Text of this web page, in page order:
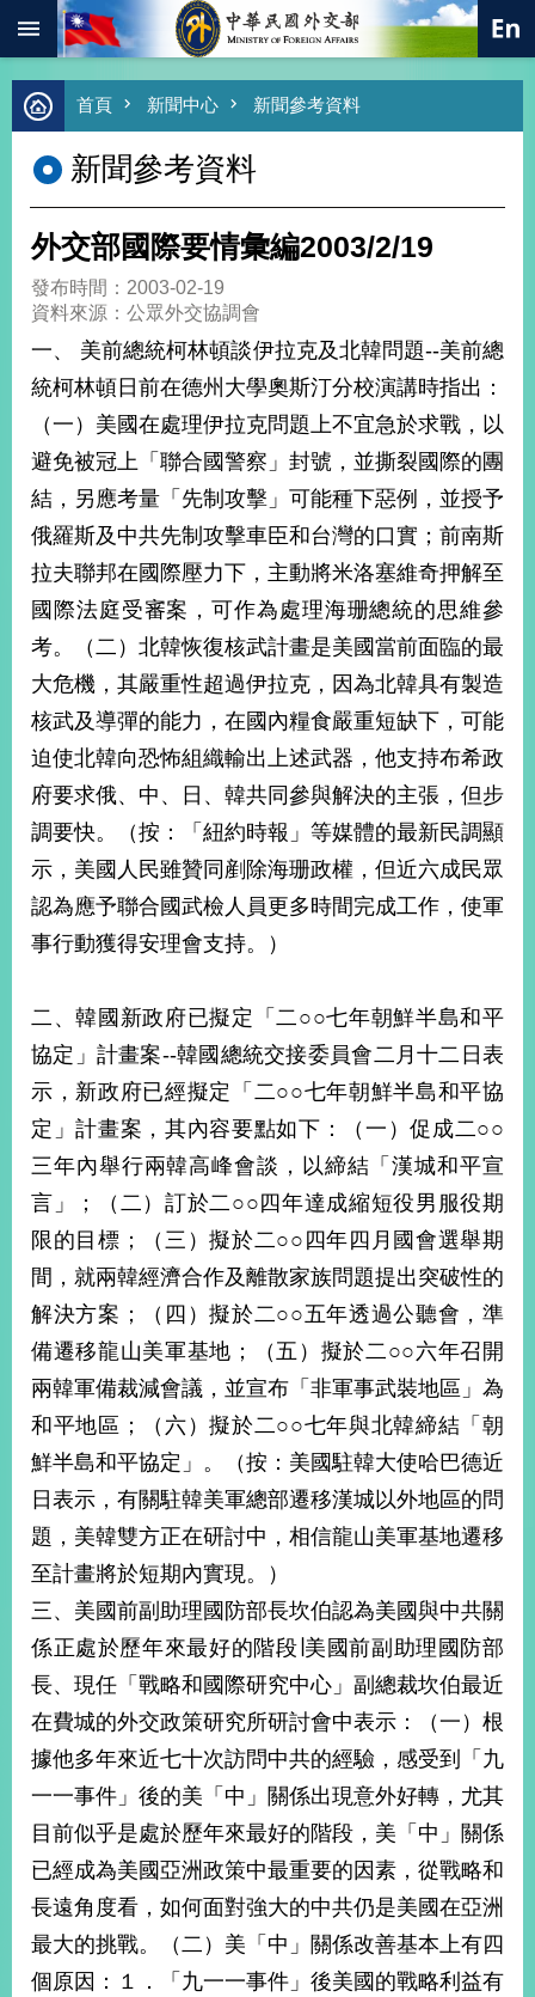
跳到主要內容區塊
進
階
尋
熱
外
值
外
交
經
濟
日
不
落
海
和
平
護
照
首
網
導
覽
於
本
新
聞
中
心
交
資
國
家
與
地
區
國
際
播
政
府
資
訊
公
開
民
服
務
本
首頁 新聞中心 新聞參考資料
新聞參考資料
外交部國際要情彙編2003/2/19
發布時間：2003-02-19
資料來源：公眾外交協調會
一、 美前總統柯林頓談伊拉克及北韓問題--美前總
統柯林頓日前在德州大學奧斯汀分校演講時指出：
（一）美國在處理伊拉克問題上不宜急於求戰，以
避免被冠上「聯合國警察」封號，並撕裂國際的團
結，另應考量「先制攻擊」可能種下惡例，並授予
俄羅斯及中共先制攻擊車臣和台灣的口實；前南斯
拉夫聯邦在國際壓力下，主動將米洛塞維奇押解至
國際法庭受審案，可作為處理海珊總統的思維參
考。（二）北韓恢復核武計畫是美國當前面臨的最
大危機，其嚴重性超過伊拉克，因為北韓具有製造
核武及導彈的能力，在國內糧食嚴重短缺下，可能
迫使北韓向恐怖組織輸出上述武器，他支持布希政
府要求俄、中、日、韓共同參與解決的主張，但步
調要快。（按：「紐約時報」等媒體的最新民調顯
示，美國人民雖贊同剷除海珊政權，但近六成民眾
認為應予聯合國武檢人員更多時間完成工作，使軍
事行動獲得安理會支持。）
二、韓國新政府已擬定「二○○七年朝鮮半島和平
協定」計畫案--韓國總統交接委員會二月十二日表
示，新政府已經擬定「二○○七年朝鮮半島和平協
定」計畫案，其內容要點如下：（一）促成二○○
三年內舉行兩韓高峰會談，以締結「漢城和平宣
言」；（二）訂於二○○四年達成縮短役男服役期
限的目標；（三）擬於二○○四年四月國會選舉期
間，就兩韓經濟合作及離散家族問題提出突破性的
解決方案；（四）擬於二○○五年透過公聽會，準
備遷移龍山美軍基地；（五）擬於二○○六年召開
兩韓軍備裁減會議，並宣布「非軍事武裝地區」為
和平地區；（六）擬於二○○七年與北韓締結「朝
鮮半島和平協定」。（按：美國駐韓大使哈巴德近
日表示，有關駐韓美軍總部遷移漢城以外地區的問
題，美韓雙方正在研討中，相信龍山美軍基地遷移
至計畫將於短期內實現。）
三、美國前副助理國防部長坎伯認為美國與中共關
係正處於歷年來最好的階段∣美國前副助理國防部
長、現任「戰略和國際研究中心」副總裁坎伯最近
在費城的外交政策研究所研討會中表示：（一）根
據他多年來近七十次訪問中共的經驗，感受到「九
一一事件」後的美「中」關係出現意外好轉，尤其
目前似乎是處於歷年來最好的階段，美「中」關係
已經成為美國亞洲政策中最重要的因素，從戰略和
長遠角度看，如何面對強大的中共仍是美國在亞洲
最大的挑戰。（二）美「中」關係改善基本上有四
個原因：１．「九一一事件」後美國的戰略利益有